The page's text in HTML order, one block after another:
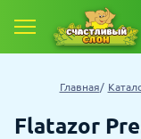
Главная
Flatazor